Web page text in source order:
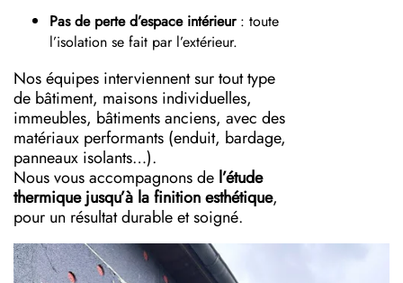
Pas de perte d’espace intérieur: toute
l’isolation se fait par l’extérieur.
Nos équipes interviennent sur tout type
de bâtiment, maisons individuelles,
immeubles, bâtiments anciens, avec des
matériaux performants (enduit, bardage,
panneaux isolants…).
Nous vous accompagnons de l’étude
thermique jusqu’à la finition esthétique,
pour un résultat durable et soigné.